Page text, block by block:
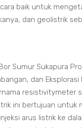
baik untuk
dan geolistrik
Sumur Sukapura
dan
resistivitymeter
ini bertujuan
arus listrik ke